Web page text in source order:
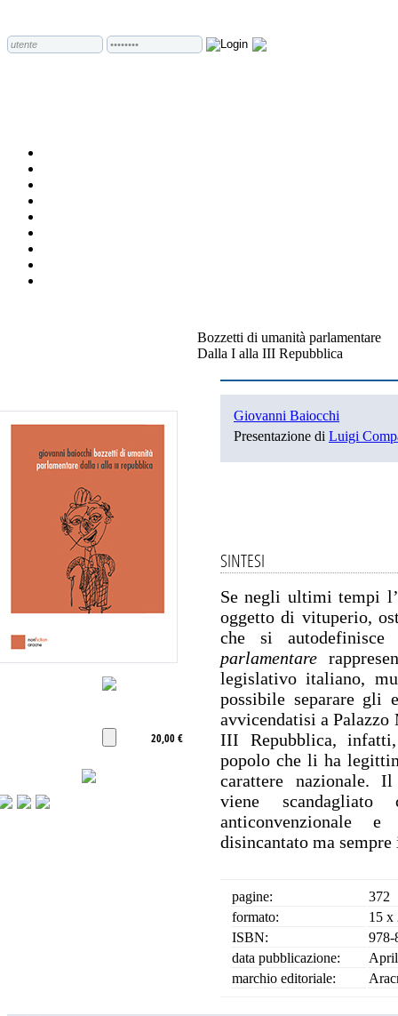
Bozzetti di umanità parlamentare
Dalla I alla III Repubblica
20,00 €
Giovanni Baiocchi
Presentazione di Luigi
SINTESI
Se negli ultimi tempi
oggetto di vituperio,
che si
parlamentare
legislativo italiano,
possibile separare gli
avvicendatisi a
III Repubblica, infatti,
popolo che li ha
carattere nazionale.
viene
anticonvenzionale
disincantato ma
pagine:
372
formato:
15 x
ISBN:
978-
data pubblicazione:
marchio editoriale: